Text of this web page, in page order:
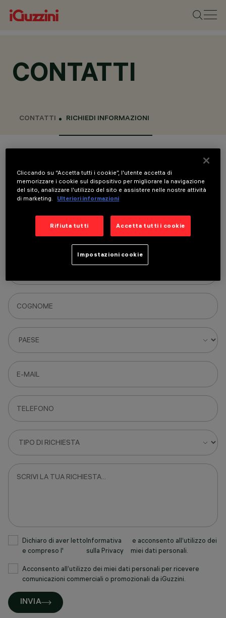
CONTATTI
CONTATTI RICHIEDI INFORMAZIONI
Sede centrale
iGuzzini illuminazione S.p.A
62019, Recanati, Italy
+39 0334 567098
headquarters@iguzzini.com
Dichiaro di aver letto
e compreso l'
Informativa
sulla Privacy
e acconsento all’utilizzo dei
miei dati personali.
Acconsento all’utilizzo dei miei dati personali per ricevere
comunicazioni commerciali o promozionali da iGuzzini.
INVIA
Cliccando su “Accetta tutti i cookie”, l'utente accetta di
memorizzare i cookie sul dispositivo per migliorare la navigazione
del sito, analizzare l'utilizzo del sito e assistere nelle nostre attività
di marketing.
Ulteriori informazioni
Rifiuta tutti Accetta tutti i cookie
Impostazioni cookie